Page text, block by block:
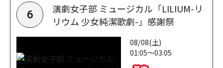
6
演劇女子部 ミュージカル「LILIUM-リ
リウム 少女純潔歌劇-」感謝祭
08/08(土)
01:05～03:05